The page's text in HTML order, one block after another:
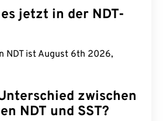
jetzt in der NDT-
NDT ist August 6th 2026,
zwischen
NDT und SST?